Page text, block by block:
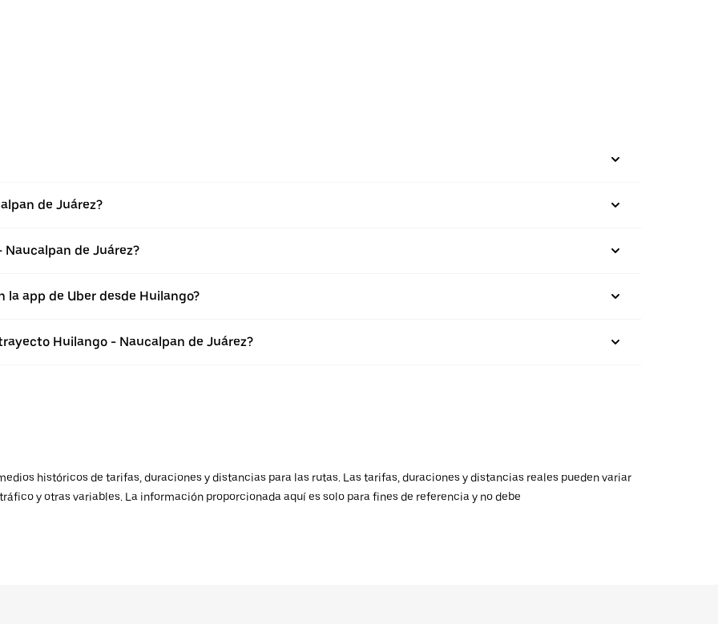
de Juárez?
de Juárez?
app de Uber desde Huilango?
Huilango - Naucalpan de Juárez?
históricos de tarifas, duraciones y distancias para las rutas. Las tarifas, duraciones y distancias reales pueden variar
y otras variables. La información proporcionada aquí es solo para fines de referencia y no debe